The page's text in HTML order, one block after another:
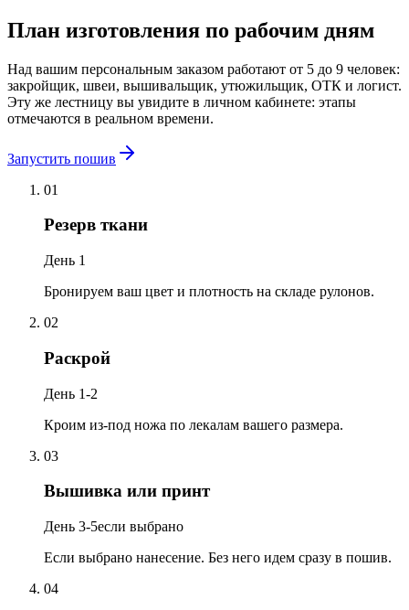
План изготовления по рабочим дням
Над вашим персональным заказом работают от 5 до 9 человек:
закройщик, швеи, вышивальщик, утюжильщик, ОТК и логист.
Эту же лестницу вы увидите в личном кабинете: этапы
отмечаются в реальном времени.
Запустить пошив
01
Резерв ткани
День 1
Бронируем ваш цвет и плотность на складе рулонов.
02
Раскрой
День 1-2
Кроим из-под ножа по лекалам вашего размера.
03
Вышивка или принт
День 3-5если выбрано
Если выбрано нанесение. Без него идем сразу в пошив.
04